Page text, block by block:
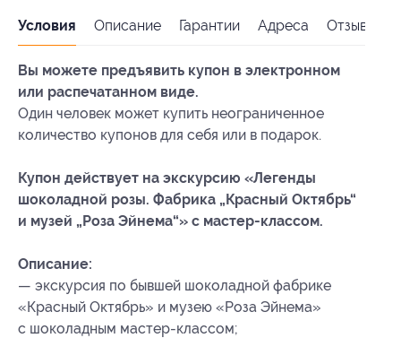
Условия Описание Гарантии Адреса Отзывы
Вы можете предъявить купон в электронном
или распечатанном виде.
Один человек может купить неограниченное
количество купонов для себя или в подарок.
Купон действует на экскурсию «Легенды
шоколадной розы. Фабрика „Красный Октябрь“
и музей „Роза Эйнема“» с мастер-классом.
Описание:
— экскурсия по бывшей шоколадной фабрике
«Красный Октябрь» и музею «Роза Эйнема»
с шоколадным мастер-классом;